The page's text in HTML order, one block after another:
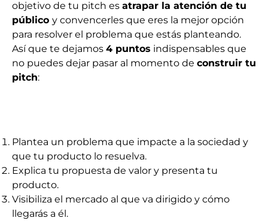
objetivo de tu pitch es atrapar la atención de tu
público y convencerles que eres la mejor opción
para resolver el problema que estás planteando.
Así que te dejamos 4 puntos indispensables que
no puedes dejar pasar al momento de construir tu
pitch:
Plantea un problema que impacte a la sociedad y
que tu producto lo resuelva.
Explica tu propuesta de valor y presenta tu
producto.
Visibiliza el mercado al que va dirigido y cómo
llegarás a él.